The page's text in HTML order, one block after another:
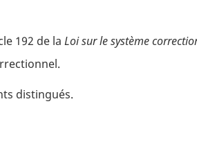
192 de la Loi sur le système
distingués.